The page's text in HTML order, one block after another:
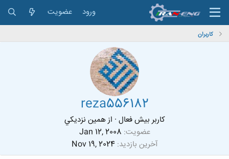
ورود عضویت
کاربران
reza556182
کاربر بیش فعال · ازهمين نزديكي
عضویت Jan 12, 2008
آخرین بازدید Nov 19, 2024